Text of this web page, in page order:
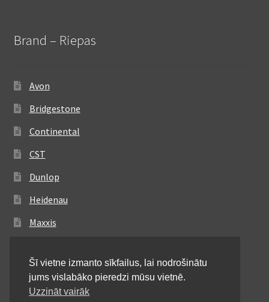
Brand – Riepas
Avon
Bridgestone
Continental
CST
Dunlop
Heidenau
Maxxis
Michelin
Mitas
Šī vietne izmanto sīkfailus, lai nodrošinātu
jums vislabāko pieredzi mūsu vietnē.
Uzzināt vairāk